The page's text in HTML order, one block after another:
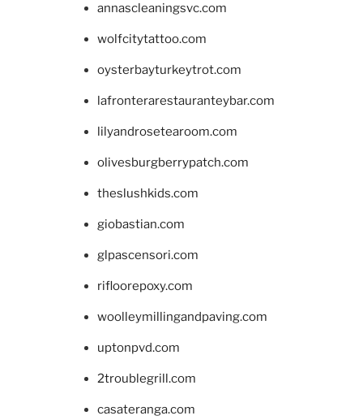
annascleaningsvc.com
wolfcitytattoo.com
oysterbayturkeytrot.com
lafronterarestauranteybar.com
lilyandrosetearoom.com
olivesburgberrypatch.com
theslushkids.com
giobastian.com
glpascensori.com
rifloorepoxy.com
woolleymillingandpaving.com
uptonpvd.com
2troublegrill.com
casateranga.com